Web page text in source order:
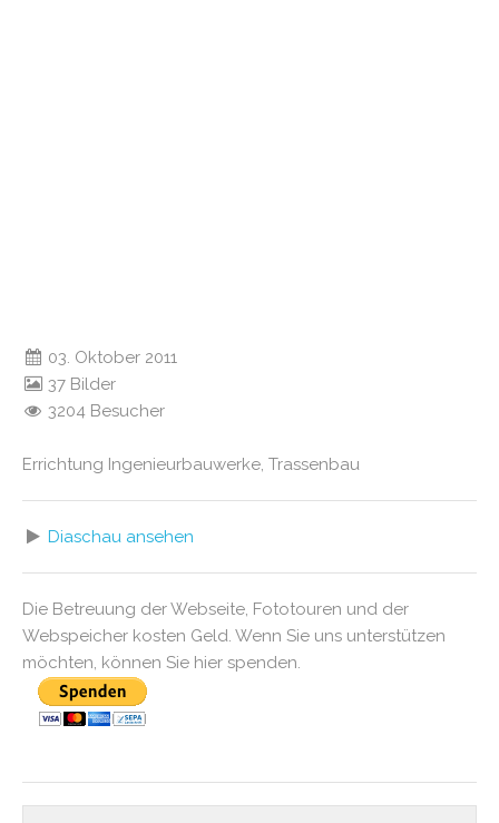
03. Oktober 2011
37 Bilder
3204 Besucher
Errichtung Ingenieurbauwerke, Trassenbau
Diaschau ansehen
Die Betreuung der Webseite, Fototouren und der
Webspeicher kosten Geld. Wenn Sie uns unterstützen
möchten, können Sie hier spenden.